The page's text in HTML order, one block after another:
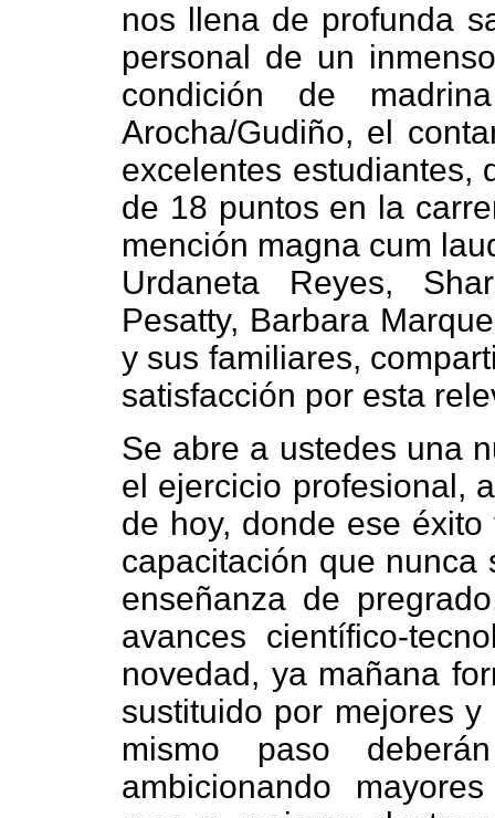
nos llena de profunda
personal de un
condición de
Arocha/Gudiño, el
excelentes estudiantes,
de 18 puntos en la
mención magna cum
Urdaneta Reyes,
Pesatty, Barbara
y sus familiares,
satisfacción por esta
Se abre a ustedes una
el ejercicio profesional,
de hoy, donde ese
capacitación que
enseñanza de
avances científico-
novedad, ya mañana
sustituido por mejores
mismo paso
ambicionando